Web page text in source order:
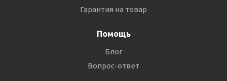
Гарантия на товар
Помощь
Блог
Вопрос-ответ